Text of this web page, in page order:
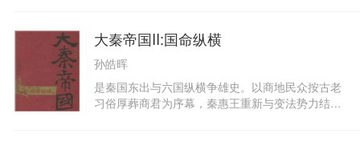
的计然富国才能，范雎上书举荐蔡泽为相，决然辞
官隐退，与鲁仲连路途相遇一起南下游历；鲁仲连
领引范雎在陈城结识吕不韦，引出吕不韦的商旅人
生；吕不韦北上邯郸，巧遇秦国人质王孙异人而雄
心大动，最终决意弃商从政，吕氏传奇由此展开。
吕不韦以雄厚资财入咸阳周旋，使王孙异人成为太
大秦帝国II:国命纵横
孙皓晖
是秦国东出与六国纵横争雄史。以商地民众按古老
习俗厚葬商君为序幕，秦惠王重新与变法势力结